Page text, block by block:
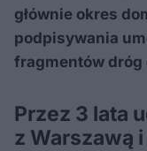
głównie okres
podpisywania
fragmentów
Przez 3 lata
z Warszawą